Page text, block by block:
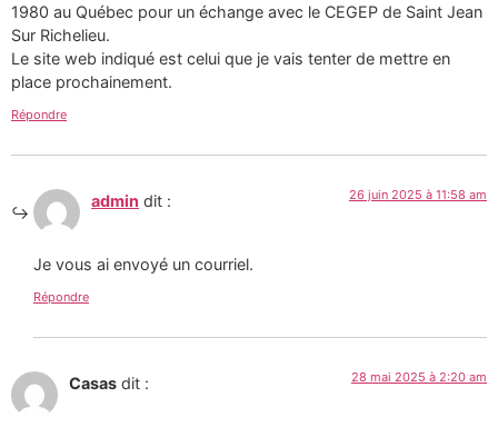
1980 au Québec pour un échange avec le CEGEP de Saint Jean
Sur Richelieu.
Le site web indiqué est celui que je vais tenter de mettre en
place prochainement.
Répondre
admin dit : 26 juin 2025 à 11:58 am
Je vous ai envoyé un courriel.
Répondre
Casas dit : 28 mai 2025 à 2:20 am